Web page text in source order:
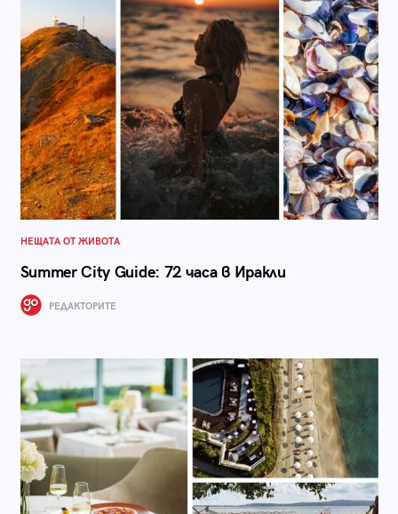
НЕЩАТА ОТ ЖИВОТА
Summer City Guide: 72 часа в Иракли
РЕДАКТОРИТЕ